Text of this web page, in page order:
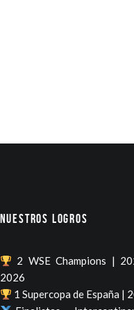
Nuestros logros
2 WSE Champions |
2026
1 Supercopa de España |